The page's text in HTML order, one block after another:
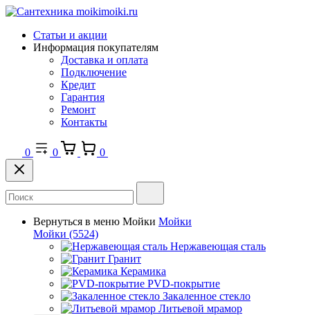
Статьи и акции
Информация покупателям
Доставка и оплата
Подключение
Кредит
Гарантия
Ремонт
Контакты
0 0 0
Вернуться в меню Мойки Мойки
Мойки (5524)
Нержавеющая сталь
Гранит
Керамика
PVD-покрытие
Закаленное стекло
Литьевой мрамор